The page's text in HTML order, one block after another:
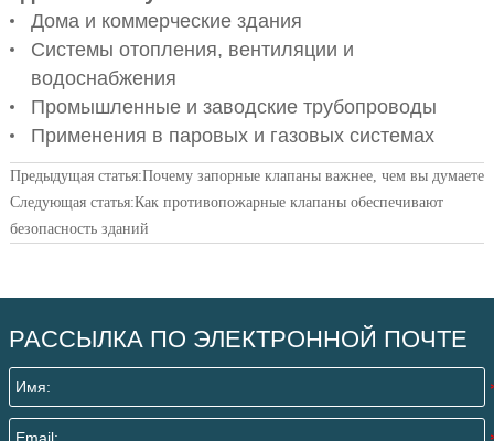
Дома и коммерческие здания
Системы отопления, вентиляции и
водоснабжения
Промышленные и заводские трубопроводы
Применения в паровых и газовых системах
Предыдущая статья:Почему запорные клапаны важнее, чем вы думаете
Следующая статья:Как противопожарные клапаны обеспечивают
безопасность зданий
РАССЫЛКА ПО ЭЛЕКТРОННОЙ ПОЧТЕ